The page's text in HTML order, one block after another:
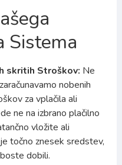
Sistema
skritih Stroškov: Ne
nobenih
za vplačila ali
ne na izbrano plačilno
vložite ali
točno znesek sredstev,
dobili.